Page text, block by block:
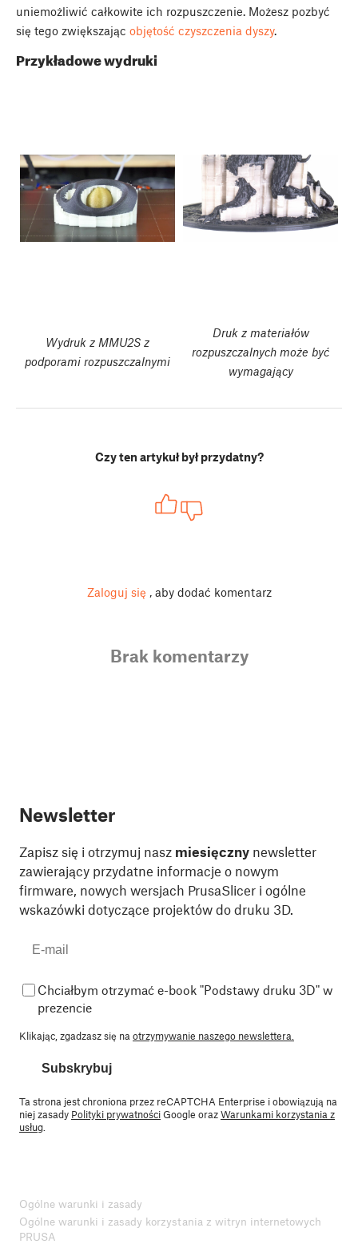
uniemożliwić całkowite ich rozpuszczenie. Możesz pozbyć
się tego zwiększając objętość czyszczenia dyszy.
Przykładowe wydruki
Wydruk z MMU2S z
podporami rozpuszczalnymi
Druk z materiałów
rozpuszczalnych może być
wymagający
Czy ten artykuł był przydatny?
Zaloguj się , aby dodać komentarz
Brak komentarzy
Newsletter
Zapisz się i otrzymuj nasz miesięczny newsletter
zawierający przydatne informacje o nowym
firmware, nowych wersjach PrusaSlicer i ogólne
wskazówki dotyczące projektów do druku 3D.
Chciałbym otrzymać e-book "Podstawy druku 3D" w
prezencie
Klikając, zgadzasz się na otrzymywanie naszego newslettera.
Subskrybuj
Ta strona jest chroniona przez reCAPTCHA Enterprise i obowiązują na
niej zasady Polityki prywatnościGoogle orazWarunkami korzystania z
usług
Ogólne warunki i zasady
Ogólne warunki i zasady korzystania z witryn internetowych
PRUSA